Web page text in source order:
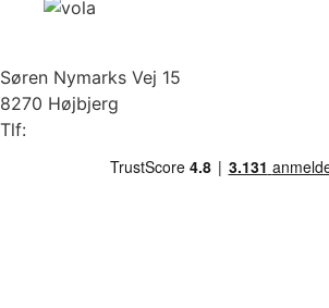
Søren Nymarks Vej 15
8270 Højbjerg
Tlf: